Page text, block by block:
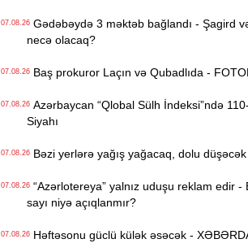
07.08.26Gədəbəydə 3 məktəb bağlandı - Şagird
necə olacaq?
07.08.26Baş prokuror Laçın və Qubadlıda -
07.08.26Azərbaycan “Qlobal Sülh İndeksi”ndə
Siyahı
07.08.26Bəzi yerlərə yağış yağacaq, dolu
07.08.26“Azərlotereya” yalnız uduşu reklam edir -
sayı niyə açıqlanmır?
07.08.26Həftəsonu güclü külək əsəcək -